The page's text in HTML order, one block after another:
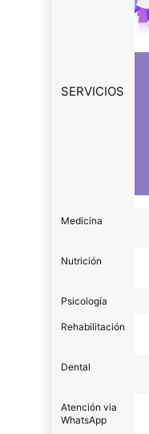
SERVICIOS
Medicina
Nutrición
Psicología
Rehabilitación
Dental
Atención via
WhatsApp